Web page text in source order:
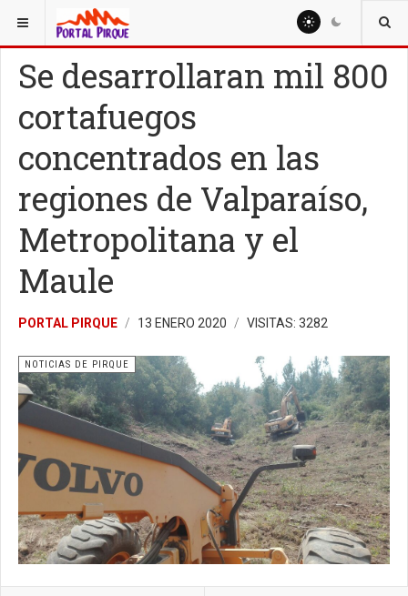
ESTÁ AQUÍ: NOTICIAS
Se desarrollaran mil 800
cortafuegos
concentrados en las
regiones de Valparaíso,
Metropolitana y el
Maule
PORTAL PIRQUE 13 ENERO 2020 VISITAS: 3282
NOTICIAS DE PIRQUE